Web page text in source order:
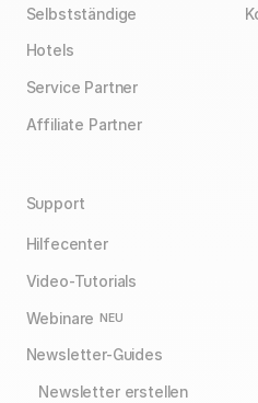
Selbstständige
Hotels
Service Partner
Affiliate Partner
Support
Hilfecenter
Video-Tutorials
Webinare NEU
Newsletter-Guides
Newsletter erstellen